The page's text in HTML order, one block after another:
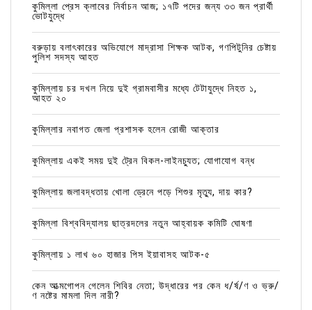
কুমিল্লা প্রেস ক্লাবের নির্বাচন আজ; ১৭টি পদের জন্য ৩৩ জন প্রার্থী
ভোটযুদ্ধে
বরুড়ায় বলাৎকারের অভিযোগে মাদ্রাসা শিক্ষক আটক, গণপিটুনির চেষ্টায়
পুলিশ সদস্য আহত
কুমিল্লায় চর দখল নিয়ে দুই গ্রামবাসীর মধ্যে টেটাযুদ্ধে নিহত ১,
আহত ২০
কুমিল্লার নবাগত জেলা প্রশাসক হলেন রোজী আক্তার
কুমিল্লায় একই সময় দুই ট্রেন বিকল-লাইনচ্যুত; যোগাযোগ বন্ধ
কুমিল্লায় জলাবদ্ধতায় খোলা ড্রেনে পড়ে শিশুর মৃত্যু, দায় কার?
কুমিল্লা বিশ্ববিদ্যালয় ছাত্রদলের নতুন আহ্বায়ক কমিটি ঘোষণা
কুমিল্লায় ১ লাখ ৬০ হাজার পিস ইয়াবাসহ আটক-৫
কেন আত্মগোপন গেলেন শিবির নেতা; উদ্ধারের পর কেন ধ/র্ষ/ণ ও ভ্রু/
ণ নষ্টের মামলা দিল নারী?